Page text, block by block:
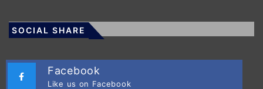
SOCIAL SHARE
Facebook
Like us on Facebook